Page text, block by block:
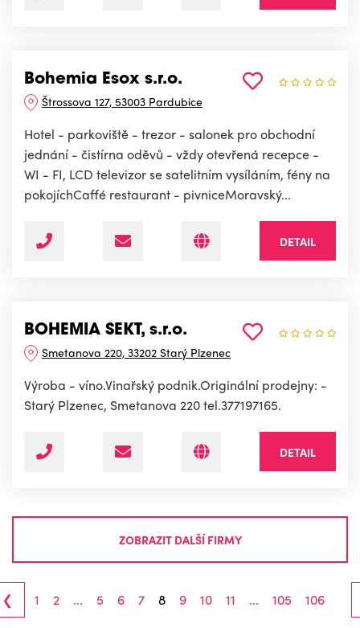
Bohemia Esox s.r.o.
Štrossova 127, 53003 Pardubice
Hotel - parkoviště - trezor - salonek pro obchodní
jednání - čistírna oděvů - vždy otevřená recepce -
WI - FI, LCD televizor se satelitním vysíláním, fény na
pokojíchCaffé restaurant - pivniceMoravský...
DETAIL
BOHEMIA SEKT, s.r.o.
Smetanova 220, 33202 Starý Plzenec
Výroba - víno.Vinařský podnik.Originální prodejny: -
Starý Plzenec, Smetanova 220 tel.377197165.
DETAIL
ZOBRAZIT DALŠÍ FIRMY
‹ 1 2 ... 5 6 7 8 9 10 11 ... 105 106